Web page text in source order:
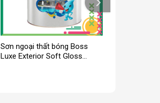
Sơn ngoại thất bóng Boss
Luxe Exterior Soft Gloss